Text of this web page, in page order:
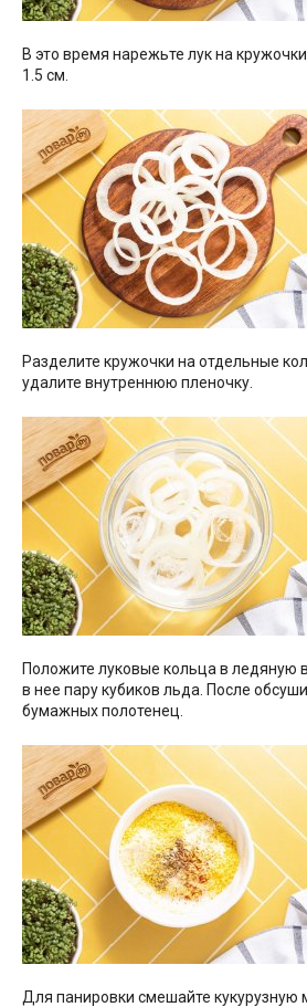
В это время нарежьте лук на
1.5 см.
Разделите кружочки на отдельные
удалите внутреннюю пленочку.
Положите луковые кольца в ледяную
в нее пару кубиков льда. После
бумажных полотенец.
Для панировки смешайте кукурузную